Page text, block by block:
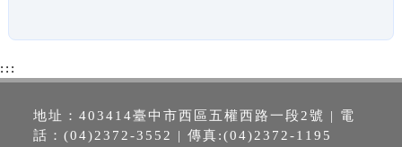
:::
地址：403414臺中市西區五權西路一段2號 | 電
話：(04)2372-3552 | 傳真:(04)2372-1195